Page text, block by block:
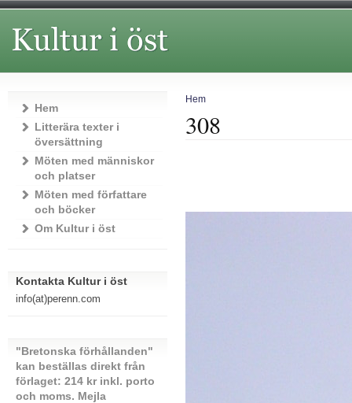
Hem
308
Hem
Litterära texter i
översättning
Möten med människor
och platser
Möten med författare
och böcker
Om Kultur i öst
Kontakta Kultur i öst
info(at)perenn.com
"Bretonska förhållanden"
kan beställas direkt från
förlaget: 214 kr inkl. porto
och moms. Mejla